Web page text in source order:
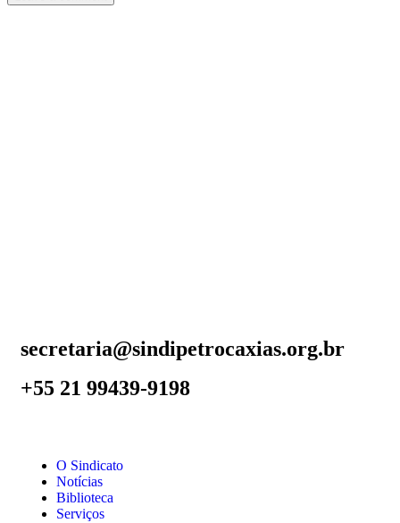
secretaria@sindipetrocaxias.org.br
+55 21 99439-9198
O Sindicato
Notícias
Biblioteca
Serviços